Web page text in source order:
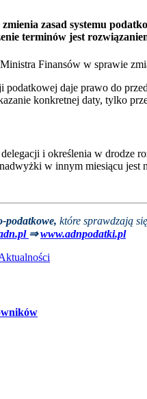
zasad systemu
terminów jest
Finansów w sprawie
daje prawo do
konkretnej daty, tylko
i określenia w drodze
w innym miesiącu
podatkowe, które sprawdzają
⇒ www.adnpodatki.pl